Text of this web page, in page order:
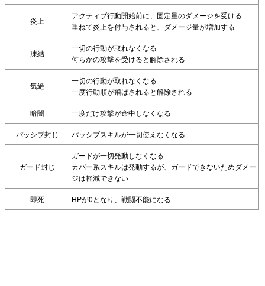
炎上
アクティブ行動開始前に、固定量のダメージを受ける
重ねて炎上を付与されると、ダメージ量が増加する
凍結
一切の行動が取れなくなる
何らかの攻撃を受けると解除される
気絶
一切の行動が取れなくなる
一度行動順が飛ばされると解除される
暗闇 一度だけ攻撃が命中しなくなる
パッシブ封じ パッシブスキルが一切使えなくなる
ガード封じ
ガードが一切発動しなくなる
カバー系スキルは発動するが、ガードできないためダメー
ジは軽減できない
即死 HPが0となり、戦闘不能になる